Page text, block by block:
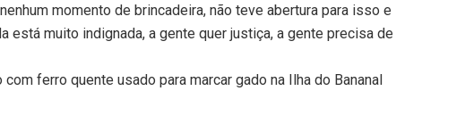
momento de brincadeira, não teve abertura para isso e
está muito indignada, a gente quer justiça, a gente precisa de
ferro quente usado para marcar gado na Ilha do Bananal